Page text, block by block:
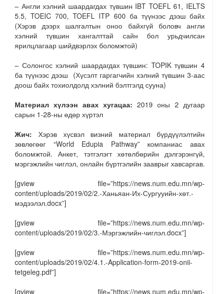
– Англи хэлний шаардагдах түвшин IBT TOEFL 61, IELTS
5.5, TOEIC 700, TOEFL ITP 600 ба түүнээс дээш байх
(Хэрэв дээрх шалгалтын оноо байхгүй боловч англи
хэлний түвшин хангалттай сайн бол урьдчилсан
ярилцлагаар шийдвэрлэх боломжтой)
– Солонгос хэлний шаардагдах түвшин: TOPIK түвшин 4
ба түүнээс дээш (Хүсэлт гаргагчийн хэлний түвшин 3-аас
доош байх тохиолдолд хэлний бэлтгэлд сууна)
Материал хүлээн авах хугацаа:2019 оны 2 дугаар
сарын 1-28-ны өдөр хүртэл
Жич: Хэрэв хүсвэл визний материал бүрдүүлэлтийн
зөвлөгөөг “World Edupia Pathway” компаниас авах
боломжтой. Анкет, тэтгэлэгт хөтөлбөрийн дэлгэрэнгүй,
мэргэжлийн чиглэл, онлайн бүртгэлийн зааврыг хавсаргав.
[gview file=”https://news.num.edu.mn/wp-
content/uploads/2019/02/2.-Ханьяан-Их-Сургууийн-хөт.-
мэдээлэл.docx”]
[gview file=”https://news.num.edu.mn/wp-
content/uploads/2019/02/3.-Мэргэжлийн-чиглэл.docx”]
[gview file=”https://news.num.edu.mn/wp-
content/uploads/2019/02/4.1.-Application-form-2019-onii-
tetgeleg.pdf”]
[gview file=”https://news.num.edu.mn/wp-